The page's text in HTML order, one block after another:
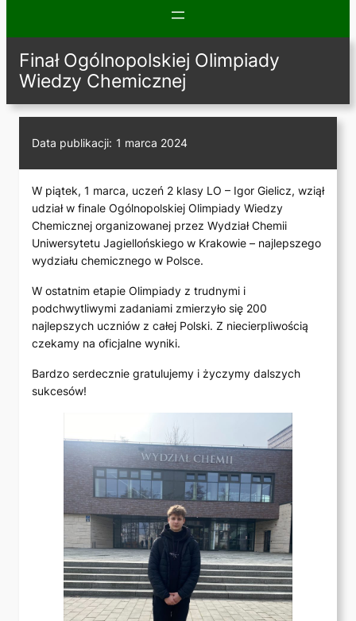
Finał Ogólnopolskiej Olimpiady
Wiedzy Chemicznej
Data publikacji: 1 marca 2024
W piątek, 1 marca, uczeń 2 klasy LO – Igor Gielicz, wziął
udział w finale Ogólnopolskiej Olimpiady Wiedzy
Chemicznej organizowanej przez Wydział Chemii
Uniwersytetu Jagiellońskiego w Krakowie – najlepszego
wydziału chemicznego w Polsce.
W ostatnim etapie Olimpiady z trudnymi i
podchwytliwymi zadaniami zmierzyło się 200
najlepszych uczniów z całej Polski. Z niecierpliwością
czekamy na oficjalne wyniki.
Bardzo serdecznie gratulujemy i życzymy dalszych
sukcesów!